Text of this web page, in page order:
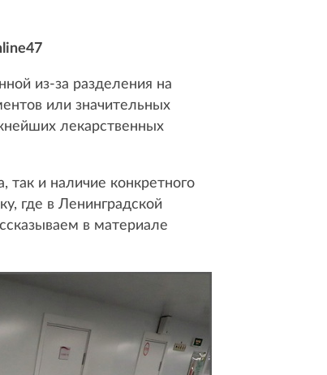
из-за разделения на
или значительных
лекарственных
и наличие конкретного
где в Ленинградской
в материале